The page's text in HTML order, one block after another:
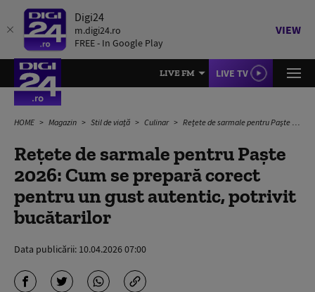
Digi24
m.digi24.ro
FREE - In Google Play
VIEW
LIVE FM LIVE TV
HOME Magazin Stil de viață Culinar Rețete de sarmale pentru Paște 2026: Cum se prepară corect pentru un gust autentic, potrivit bucătarilor
Rețete de sarmale pentru Paște
2026: Cum se prepară corect
pentru un gust autentic, potrivit
bucătarilor
Data publicării: 10.04.2026 07:00